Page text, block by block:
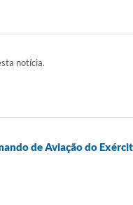
notícia.
de Aviação do